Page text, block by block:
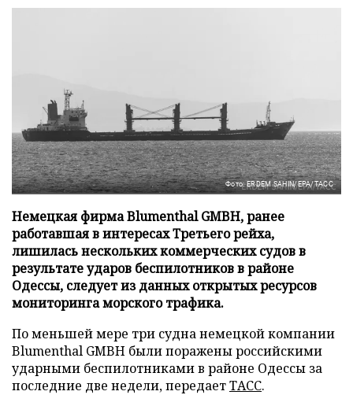
Фото: ERDEM SAHIN/EPA/ТАСС
Немецкая фирма Blumenthal GMBH, ранее
работавшая в интересах Третьего рейха,
лишилась нескольких коммерческих судов в
результате ударов беспилотников в районе
Одессы, следует из данных открытых ресурсов
мониторинга морского трафика.
По меньшей мере три судна немецкой компании
Blumenthal GMBH были поражены российскими
ударными беспилотниками в районе Одессы за
последние две недели, передаетТАСС.